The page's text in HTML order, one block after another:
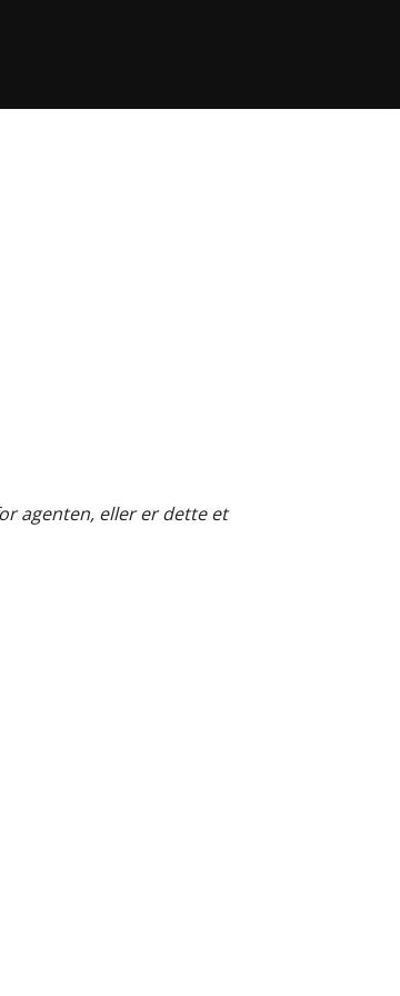
agenten, eller er dette et